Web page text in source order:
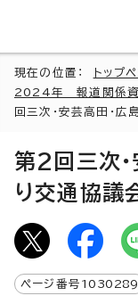
現在の位置： トップ
2024年 報道関係
回三次・安芸高田・
第2回三次・
り交通協議
ページ番号 1030289